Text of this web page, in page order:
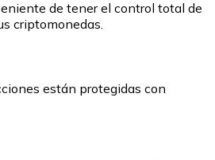
de tener el control total de
criptomonedas.
están protegidas con